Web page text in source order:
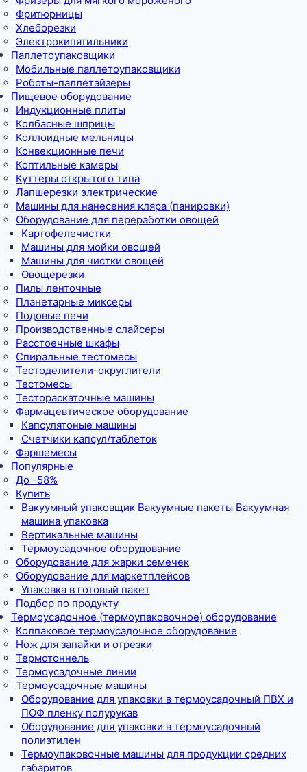
Фритюрницы
Хлеборезки
Электрокипятильники
Паллетоупаковщики
Мобильные паллетоупаковщики
Роботы-паллетайзеры
Пищевое оборудование
Индукционные плиты
Колбасные шприцы
Коллоидные мельницы
Конвекционные печи
Коптильные камеры
Куттеры открытого типа
Лапшерезки электрические
Машины для нанесения кляра (панировки)
Оборудование для переработки овощей
Картофелечистки
Машины для мойки овощей
Машины для чистки овощей
Овощерезки
Пилы ленточные
Планетарные миксеры
Подовые печи
Производственные слайсеры
Расстоечные шкафы
Спиральные тестомесы
Тестоделители-округлители
Тестомесы
Тестораскаточные машины
Фармацевтическое оборудование
Капсулятоные машины
Счетчики капсул/таблеток
Фаршемесы
Популярные
До -58%
Купить
Вакуумный упаковщик Вакуумные пакеты Вакуумная
машина упаковка
Вертикальные машины
Термоусадочное оборудование
Оборудование для жарки семечек
Оборудование для маркетплейсов
Упаковка в готовый пакет
Подбор по продукту
Термоусадочное (термоупаковочное) оборудование
Колпаковое термоусадочное оборудование
Нож для запайки и отрезки
Термотоннель
Термоусадочные линии
Термоусадочные машины
Оборудование для упаковки в термоусадочный ПВХ и
ПОФ пленку полурукав
Оборудование для упаковки в термоусадочный
полиэтилен
Термоупаковочные машины для продукции средних
габаритов